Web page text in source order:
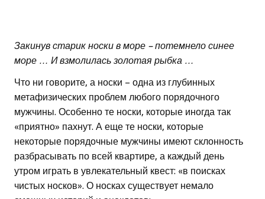
Закинув старик носки в море – потемнело синее
море … И взмолилась золотая рыбка …
Что ни говорите, а носки – одна из глубинных
метафизических проблем любого порядочного
мужчины. Особенно те носки, которые иногда так
«приятно» пахнут. А еще те носки, которые
некоторые порядочные мужчины имеют склонность
разбрасывать по всей квартире, а каждый день
утром играть в увлекательный квест: «в поисках
чистых носков». О носках существует немало